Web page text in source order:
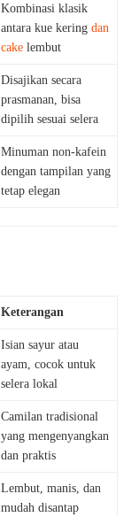
Kombinasi klasik
antara kue kering dan
cake lembut
Disajikan secara
prasmanan, bisa
dipilih sesuai selera
Minuman non-kafein
dengan tampilan yang
tetap elegan
Keterangan
Isian sayur atau
ayam, cocok untuk
selera lokal
Camilan tradisional
yang mengenyangkan
dan praktis
Lembut, manis, dan
mudah disantap